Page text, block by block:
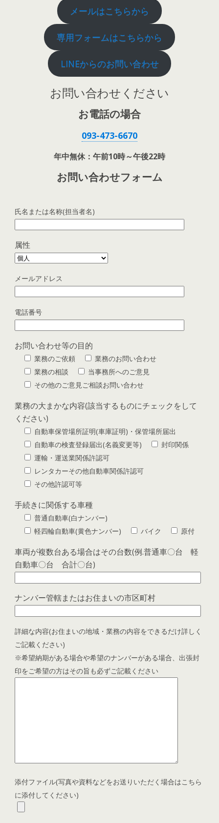
メールはこちらから
専用フォームはこちらから
LINEからのお問い合わせ
お問い合わせください
お電話の場合
093-473-6670
年中無休：午前10時～午後22時
お問い合わせフォーム
氏名または名称(担当者名)
属性
メールアドレス
電話番号
お問い合わせ等の目的
業務のご依頼
業務のお問い合わせ
業務の相談
当事務所へのご意見
その他のご意見ご相談お問い合わせ
業務の大まかな内容(該当するものにチェックをして
ください)
自動車保管場所証明(車庫証明)・保管場所届出
自動車の検査登録届出(名義変更等)
封印関係
運輸・運送業関係許認可
レンタカーその他自動車関係許認可
その他許認可等
手続きに関係する車種
普通自動車(白ナンバー)
軽四輪自動車(黄色ナンバー)
バイク 原付
車両が複数台ある場合はその台数(例.普通車〇台 軽
自動車〇台 合計〇台)
ナンバー管轄またはお住まいの市区町村
詳細な内容(お住まいの地域・業務の内容をできるだけ詳しく
ご記載ください)
※希望納期がある場合や希望のナンバーがある場合、出張封
印をご希望の方はその旨も必ずご記載ください
添付ファイル(写真や資料などをお送りいただく場合はこちら
に添付してください)